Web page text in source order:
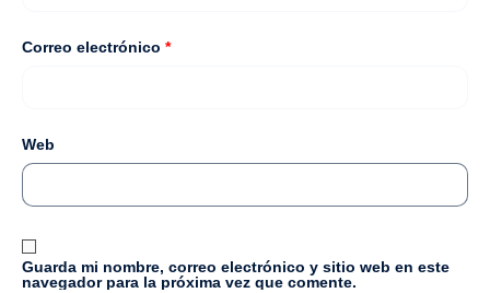
Correo electrónico *
Web
Guarda mi nombre, correo electrónico y sitio web en este
navegador para la próxima vez que comente.